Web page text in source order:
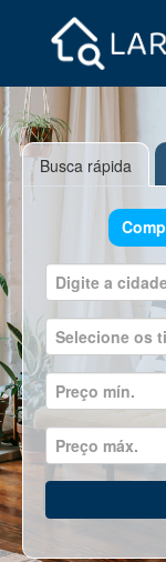
Busca rápida